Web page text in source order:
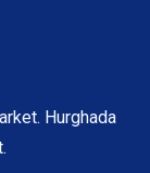
Hurghada